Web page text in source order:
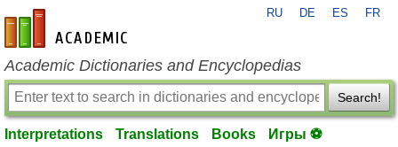
en-academic.com
RU DE ES FR
Academic Dictionaries and Encyclopedias
Search!
Interpretations Translations Books Игры ⚽